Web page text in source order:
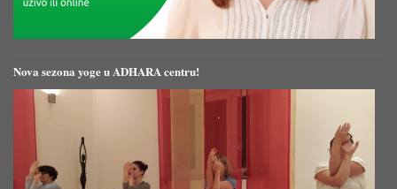
Nova sezona yoge u ADHARA centru!